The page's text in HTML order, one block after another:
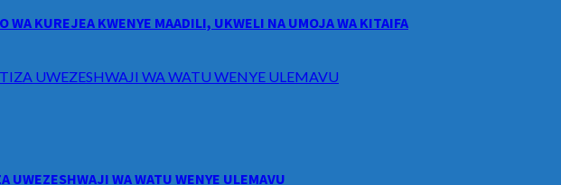
KUREJEA KWENYE MAADILI, UKWELI NA UMOJA WA KITAIFA
UWEZESHWAJI WA WATU WENYE ULEMAVU
UWEZESHWAJI WA WATU WENYE ULEMAVU